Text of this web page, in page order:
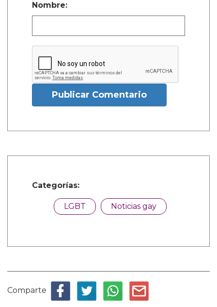
Nombre:
Publicar Comentario
Categorías:
LGBT Noticias gay
Comparte